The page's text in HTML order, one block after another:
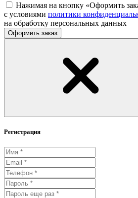
Нажимая на кнопку «Оформить
с условиями политики
на обработку персональных данных
Оформить заказ
Регистрация